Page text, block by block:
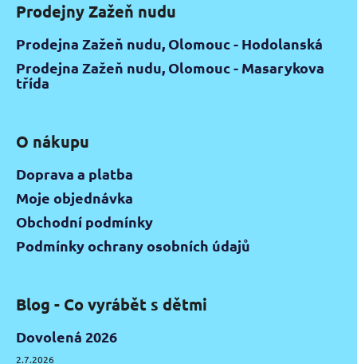
Prodejny Zažeň nudu
Prodejna Zažeň nudu, Olomouc - Hodolanská
Prodejna Zažeň nudu, Olomouc - Masarykova
třída
O nákupu
Doprava a platba
Moje objednávka
Obchodní podmínky
Podmínky ochrany osobních údajů
Blog - Co vyrábět s dětmi
Dovolená 2026
2.7.2026